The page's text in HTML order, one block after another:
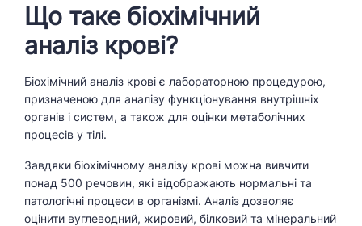
Що таке біохімічний
аналіз крові?
Біохімічний аналіз крові є лабораторною процедурою,
призначеною для аналізу функціонування внутрішніх
органів і систем, а також для оцінки метаболічних
процесів у тілі.
Завдяки біохімічному аналізу крові можна вивчити
понад 500 речовин, які відображають нормальні та
патологічні процеси в організмі. Аналіз дозволяє
оцінити вуглеводний, жировий, білковий та мінеральний